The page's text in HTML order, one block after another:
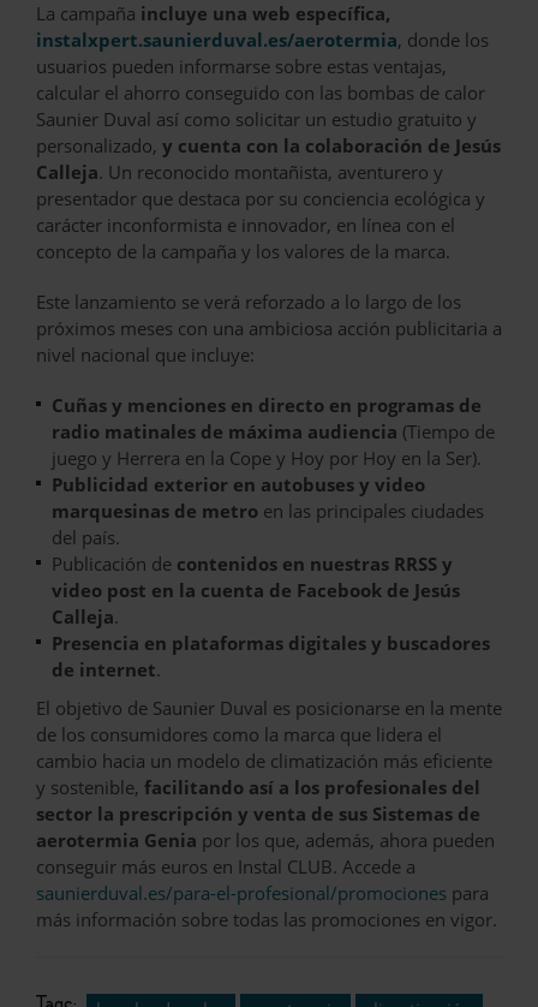
La campaña incluye una web específica,
instalxpert.saunierduval.es/aerotermia, donde los
usuarios pueden informarse sobre estas ventajas,
calcular el ahorro conseguido con las bombas de calor
Saunier Duval así como solicitar un estudio gratuito y
personalizado, y cuenta con la colaboración de Jesús
Calleja. Un reconocido montañista, aventurero y
presentador que destaca por su conciencia ecológica y
carácter inconformista e innovador, en línea con el
concepto de la campaña y los valores de la marca.
Este lanzamiento se verá reforzado a lo largo de los
próximos meses con una ambiciosa acción publicitaria a
nivel nacional que incluye:
Cuñas y menciones en directo en programas de
radio matinales de máxima audiencia (Tiempo de
juego y Herrera en la Cope y Hoy por Hoy en la Ser).
Publicidad exterior en autobuses y video
marquesinas de metro en las principales ciudades
del país.
Publicación de contenidos en nuestras RRSS y
video post en la cuenta de Facebook de Jesús
Calleja.
Presencia en plataformas digitales y buscadores
de internet.
El objetivo de Saunier Duval es posicionarse en la mente
de los consumidores como la marca que lidera el
cambio hacia un modelo de climatización más eficiente
y sostenible, facilitando así a los profesionales del
sector la prescripción y venta de sus Sistemas de
aerotermia Genia por los que, además, ahora pueden
conseguir más euros en Instal CLUB. Accede a
saunierduval.es/para-el-profesional/promociones para
más información sobre todas las promociones en vigor.